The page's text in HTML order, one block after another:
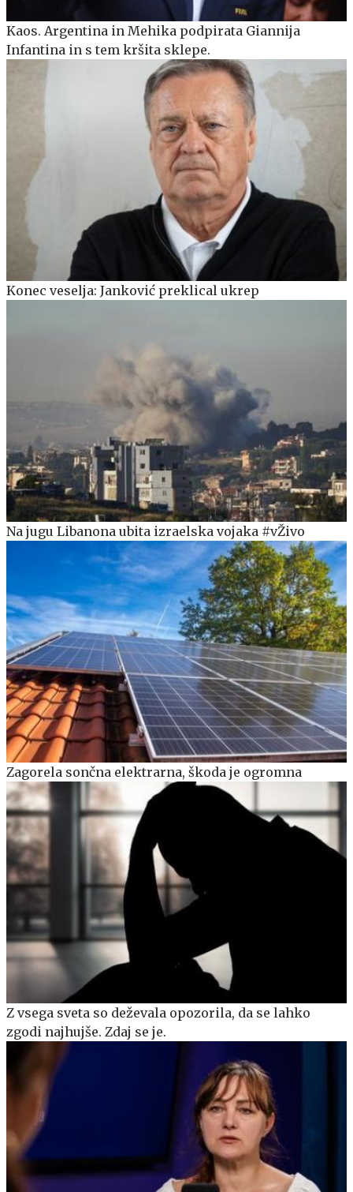
Kaos. Argentina in Mehika podpirata Giannija
Infantina in s tem kršita sklepe.
Konec veselja: Janković preklical ukrep
Na jugu Libanona ubita izraelska vojaka #vŽivo
Zagorela sončna elektrarna, škoda je ogromna
Z vsega sveta so deževala opozorila, da se lahko
zgodi najhujše. Zdaj se je.